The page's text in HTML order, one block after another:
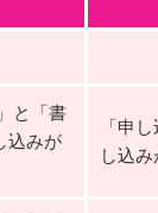
と「書
込みが
「申
し込